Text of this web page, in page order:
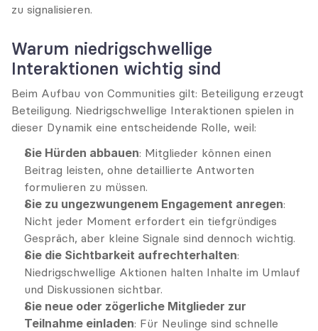
zu signalisieren.
Warum niedrigschwellige
Interaktionen wichtig sind
Beim Aufbau von Communities gilt: Beteiligung erzeugt
Beteiligung. Niedrigschwellige Interaktionen spielen in
dieser Dynamik eine entscheidende Rolle, weil:
Sie Hürden abbauen: Mitglieder können einen
Beitrag leisten, ohne detaillierte Antworten
formulieren zu müssen.
Sie zu ungezwungenem Engagement anregen:
Nicht jeder Moment erfordert ein tiefgründiges
Gespräch, aber kleine Signale sind dennoch wichtig.
Sie die Sichtbarkeit aufrechterhalten:
Niedrigschwellige Aktionen halten Inhalte im Umlauf
und Diskussionen sichtbar.
Sie neue oder zögerliche Mitglieder zur
Teilnahme einladen: Für Neulinge sind schnelle